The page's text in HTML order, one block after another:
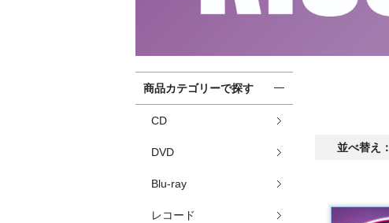
並べ替え：
商品カテゴリーで探す
CD
DVD
Blu-ray
レコード